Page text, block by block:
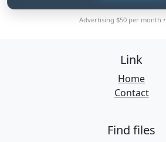
Advertising $50 per month •
Link
Home
Contact
Find files